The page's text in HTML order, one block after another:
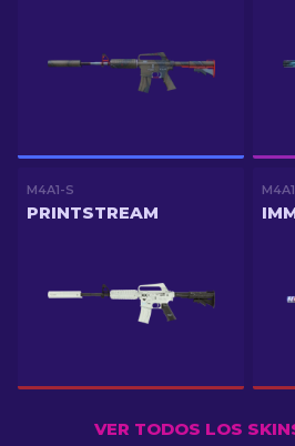
M4A1-S
PRINTSTREAM
VER TODOS LOS